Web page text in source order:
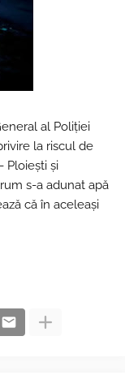
al Poliției
la riscul de
Ploiești și
s-a adunat apă
că în aceleași